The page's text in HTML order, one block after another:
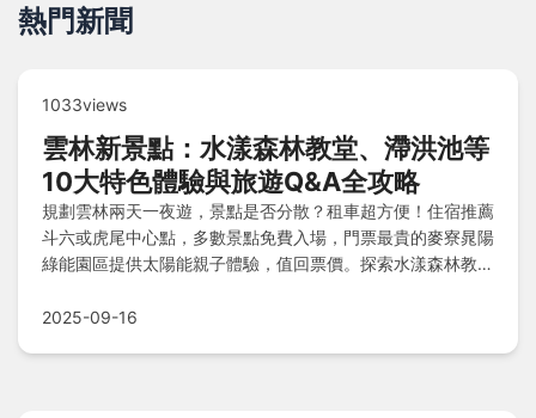
熱門新聞
1033views
雲林新景點：水漾森林教堂、滯洪池等
10大特色體驗與旅遊Q&A全攻略
規劃雲林兩天一夜遊，景點是否分散？租車超方便！住宿推薦
斗六或虎尾中心點，多數景點免費入場，門票最貴的麥寮晁陽
綠能園區提供太陽能親子體驗，值回票價。探索水漾森林教
門票疑問，讓您輕鬆暢遊！
2025-09-16